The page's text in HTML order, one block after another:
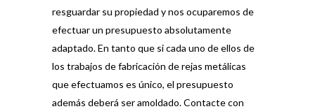
resguardar su propiedad y nos ocuparemos de
efectuar un presupuesto absolutamente
adaptado. En tanto que si cada uno de ellos de
los trabajos de fabricación de rejas metálicas
que efectuamos es único, el presupuesto
además deberá ser amoldado. Contacte con